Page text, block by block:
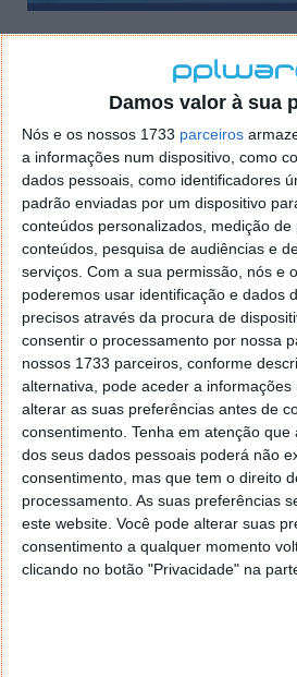
Damos valor à sua
Nós e os nossos 1733 parceiros
a informações num dispositivo, como
dados pessoais, como identificadores
padrão enviadas por um dispositivo
conteúdos personalizados, medição de
conteúdos, pesquisa de audiências e
serviços. Com a sua permissão, nós e
poderemos usar identificação e dados
precisos através da procura de
consentir o processamento por nossa
nossos 1733 parceiros, conforme
alternativa, pode aceder a
alterar as suas preferências antes de
consentimento. Tenha em atenção
dos seus dados pessoais poderá não
consentimento, mas que tem o direito
processamento. As suas preferências
este website. Você pode alterar suas
consentimento a qualquer momento
clicando no botão "Privacidade" na
Esta deverá ser uma situação
gigante do software irá resolver
tempos. Assim que consigam
certamente que a Microsoft irá
Windows 11 a estes
Mais uma vez fica provado que
Microsoft tem nos processos de
sistemas funciona. Desta vez é
Explorer, um browser que já
e que nem sequer tem lugar no
Este artigo tem
Acompanhe o Pplware no
Proponha uma correção, faça uma